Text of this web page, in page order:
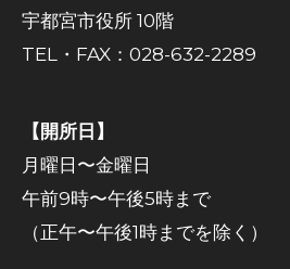
宇都宮市役所 10階
TEL・FAX：028-632-2289
【開所日】
月曜日〜金曜日
午前9時〜午後5時まで
（正午〜午後1時までを除く）